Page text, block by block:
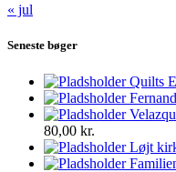
« jul
Seneste bøger
Quilts
80,00 kr.
Løjt